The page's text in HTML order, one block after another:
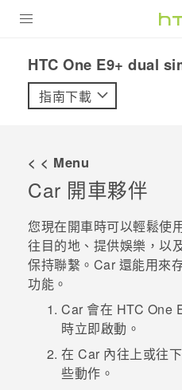
VIVE
優惠專區
焦點訊息
校園專案
銷售門市
銷售通路
VIVELAND
HTC One E9+ dual
指南下載
< < Menu
Car 開車夥伴
您現在開車時可以輕鬆使
往目的地、提供娛樂，以
保持聯繫。 Car 還能用來
功能。
Car 會在 HTC One
時立即啟動。
在 Car 內往上或往
些動作。